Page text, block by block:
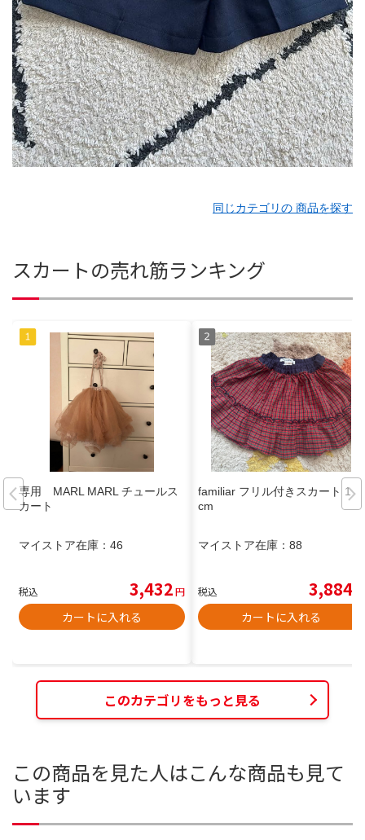
同じカテゴリの 商品を探す
スカートの売れ筋ランキング
専用 MARL MARL チュールス
カート
マイストア在庫： 46
税込 3,432円
カートに入れる
familiar フリル付きスカート 110
cm
マイストア在庫： 88
税込 3,884
カートに入れる
このカテゴリをもっと見る
この商品を見た人はこんな商品も見て
います